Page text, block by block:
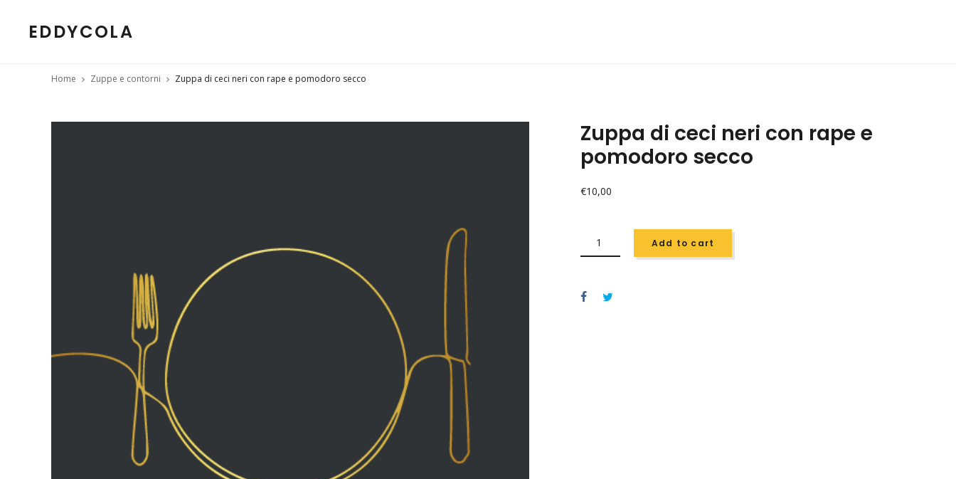
EDDYCOLA
Home Zuppe e contorni Zuppa di ceci neri con rape e pomodoro secco
Zuppa di ceci neri con rape e
pomodoro secco
€10,00
CON
QUANTITY
Add to cart